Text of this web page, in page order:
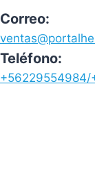
Correo:
Teléfono:
+56229554984/